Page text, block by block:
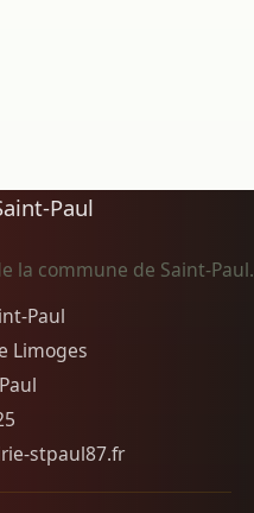
Paul
la commune de Saint-Paul.
Paul
Limoges
stpaul87.fr